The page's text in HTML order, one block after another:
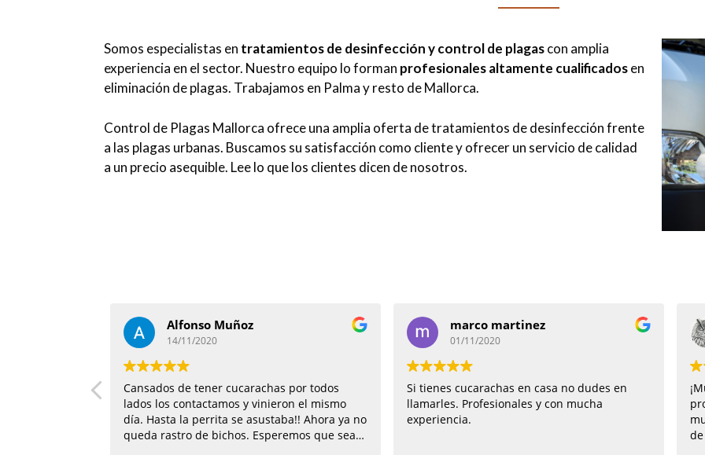
Somos especialistas en tratamientos de desinfección y control de plagascon amplia
experiencia en el sector. Nuestro equipo lo forman profesionales altamente cualificadosen
eliminación de plagas. Trabajamos en Palma y resto de Mallorca.
Control de Plagas Mallorca ofrece una amplia oferta de tratamientos de desinfección frente
a las plagas urbanas. Buscamos su satisfacción como cliente y ofrecer un servicio de calidad
a un precio asequible. Lee lo que los clientes dicen de nosotros.
Alfonso Muñoz
14/11/2020
Cansados de tener cucarachas por todos
lados los contactamos y vinieron el mismo
día. Hasta la perrita se asustaba!! Ahora ya no
queda rastro de bichos. Esperemos que sea
marco martinez
01/11/2020
Si tienes cucarachas en casa no dudes en
llamarles. Profesionales y con mucha
experiencia.